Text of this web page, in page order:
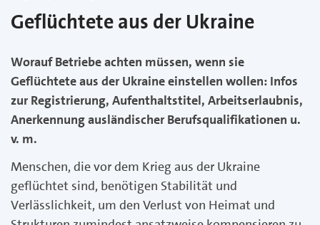
Geflüchtete aus der Ukraine
Worauf Betriebe achten müssen, wenn sie
Geflüchtete aus der Ukraine einstellen wollen: Infos
zur Registrierung, Aufenthaltstitel, Arbeitserlaubnis,
Anerkennung ausländischer Berufsqualifikationen u.
v. m.
Menschen, die vor dem Krieg aus der Ukraine
geflüchtet sind, benötigen Stabilität und
Verlässlichkeit, um den Verlust von Heimat und